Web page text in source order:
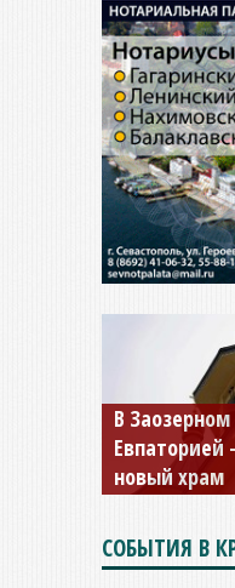
Мужской
и Дамиана в
открыт для
СОБЫТИЯ В